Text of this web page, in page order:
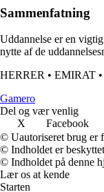
Sammenfatning
Uddannelse er en
nytte af de
HERRER • EMIRAT •
Gamero
Del og vær venlig
X
Facebook
© Uautoriseret brug er
© Indholdet er
© Indholdet på denne
Lær os at kende
Starten